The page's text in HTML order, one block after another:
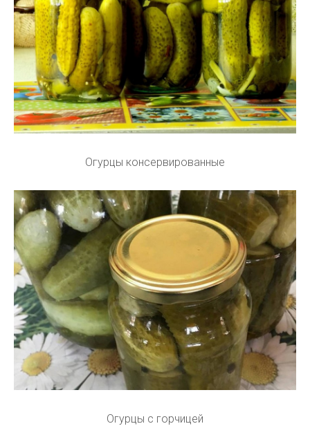
Огурцы консервированные
Огурцы с горчицей